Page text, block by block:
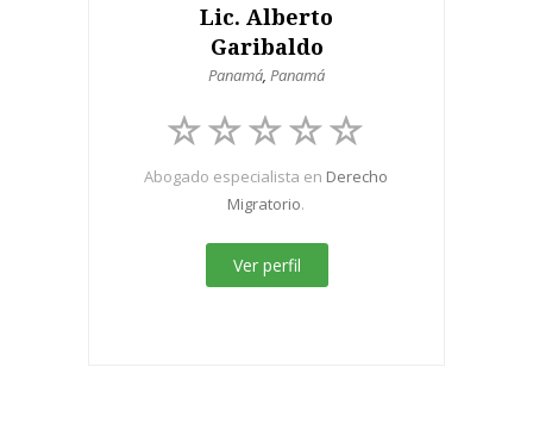
Lic. Alberto
Garibaldo
Panamá, Panamá
Abogado especialista en Derecho
Migratorio.
Ver perfil